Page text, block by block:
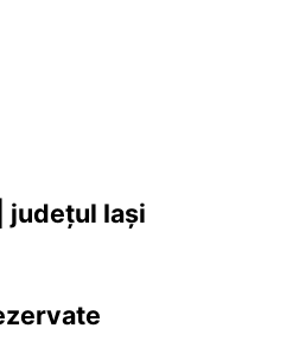
județul Iași